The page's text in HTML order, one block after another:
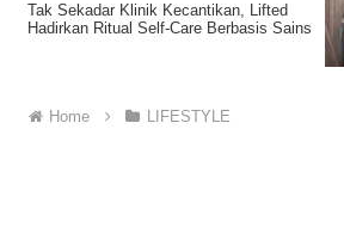
Tak Sekadar Klinik Kecantikan, Lifted
Hadirkan Ritual Self-Care Berbasis Sains
Home LIFESTYLE